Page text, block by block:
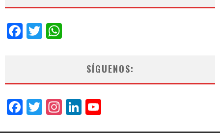
Facebook
Twitter
SÍGUENOS:
Facebook
Twitter
Instagram
LinkedIn